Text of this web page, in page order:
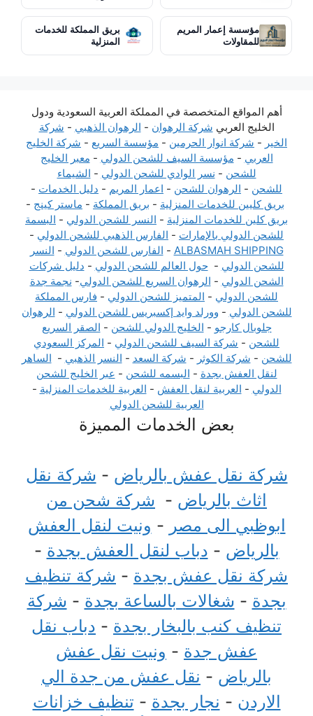
مؤسسة إعمار المريم
للمقاولات
بريق المملكة للخدمات
المنزلية
أهم المواقع المتخصصة في المملكة العربية السعودية ودول
الخليج العربي شركة الرهوان - الرهوان الذهبي - شركة
الخير - شركة انوار الحرمين - مؤسسة السريع - شركة الخليج
العربي - مؤسسة السيف للشحن الدولي - معبر الخليج
للشحن - نسر الوادي للشحن الدولي - الشيماء
للشحن - الرهوان للشحن - اعمار المريم - دليل الخدمات -
بريق كليين للخدمات المنزلية - بريق المملكة - ماستر كينج -
بريق كلين للخدمات المنزلية - النسر للشحن الدولي - البسمة
للشحن الدولي بالإمارات - الفارس الذهبي للشحن الدولي -
ALBASMAH SHIPPING
- الفارس للشحن الدولي - النسر
للشحن الدولي -حول العالم للشحن الدولي - دليل شركات
الشحن الدولي - الرهوان السريع للشحن الدولي- نجمة جدة
للشحن الدولي - المتميز للشحن الدولي - فارس المملكة
للشحن الدولي - وورلد وايد إكسبريس للشحن الدولي - الرهوان
جلوبال كارجو - الخليج الدولي للشحن - الصقر السريع
للشحن - شركة السيف للشحن الدولي - المركز السعودي
للشحن - شركة الكوثر - شركة السعد - النسر الذهبي - الساهر
لنقل العفش بجدة - البسمه للشحن - عبر الخليج للشحن
الدولي - العربية لنقل العفش - العربية للخدمات المنزلية -
العربية للشحن الدولي
بعض الخدمات المميزة
شركة نقل عفش بالرياض - شركة نقل
اثاث بالرياض - شركة شحن من
ابوظبي الى مصر - ونيت لنقل العفش
بالرياض - دباب لنقل العفش بجدة -
شركة نقل عفش بجدة - شركة تنظيف
بجدة - شغالات بالساعة بجدة - شركة
تنظيف كنب بالبخار بجدة - دباب نقل
عفش جدة - ونيت نقل عفش
بالرياض - نقل عفش من جدة الي
الاردن - نجار بجدة - تنظيف خزانات